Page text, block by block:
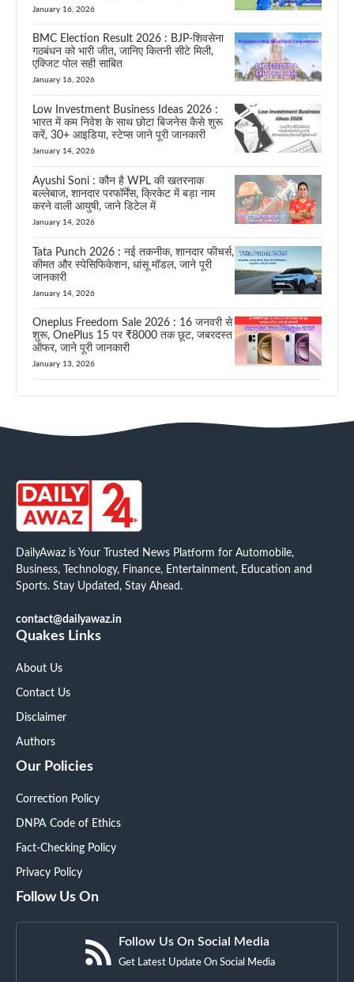
January 16, 2026
BMC Election Result 2026 : BJP-शिवसेना
गठबंधन को भारी जीत, जानिए कितनी सीटे मिली,
एक्जिट पोल सही साबित
January 16, 2026
Low Investment Business Ideas 2026 :
भारत में कम निवेश के साथ छोटा बिजनेस कैसे शुरू
करें, 30+ आइडिया, स्टेप्स जाने पूरी जानकारी
January 14, 2026
Ayushi Soni : कौन है WPL की खतरनाक
बल्लेबाज, शानदार परफॉर्मेंस, क्रिकेट में बड़ा नाम
करने वाली आयुषी, जाने डिटेल में
January 14, 2026
Tata Punch 2026 : नई तकनीक, शानदार फीचर्स,
कीमत और स्पेसिफिकेशन, धांसू मॉडल, जाने पूरी
जानकारी
January 14, 2026
Oneplus Freedom Sale 2026 : 16 जनवरी से
शुरू, OnePlus 15 पर ₹8000 तक छूट, जबरदस्त
ऑफर, जाने पूरी जानकारी
January 13, 2026
DailyAwaz is Your Trusted News Platform for Automobile,
Business, Technology, Finance, Entertainment, Education and
Sports. Stay Updated, Stay Ahead.
contact@dailyawaz.in
Quakes Links
About Us
Contact Us
Disclaimer
Authors
Our Policies
Correction Policy
DNPA Code of Ethics
Fact-Checking Policy
Privacy Policy
Follow Us On
Follow Us On Social Media
Get Latest Update On Social Media